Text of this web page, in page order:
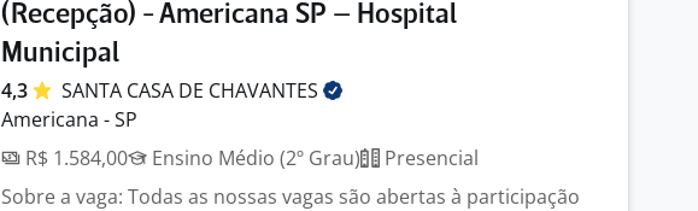
(Recepção) - Americana SP – Hospital
Municipal
4,3 SANTA CASA DE CHAVANTES
Americana - SP
R$ 1.584,00
Ensino Médio (2º Grau)
Presencial
Sobre a vaga: Todas as nossas vagas são abertas à participação